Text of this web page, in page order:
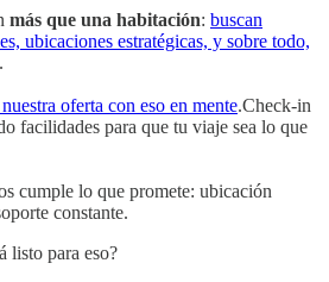
más que una habitación: buscan
ubicaciones estratégicas, y sobre todo,
.
oferta con eso en mente.Check-in
facilidades para que tu viaje sea lo que
cumple lo que promete: ubicación
constante.
listo para eso?